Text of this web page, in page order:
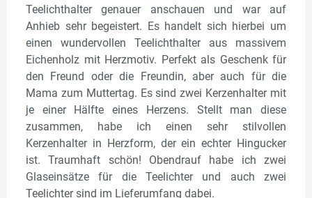
Teelichthalter genauer anschauen und war auf
Anhieb sehr begeistert. Es handelt sich hierbei um
einen wundervollen Teelichthalter aus massivem
Eichenholz mit Herzmotiv. Perfekt als Geschenk für
den Freund oder die Freundin, aber auch für die
Mama zum Muttertag. Es sind zwei Kerzenhalter mit
je einer Hälfte eines Herzens. Stellt man diese
zusammen, habe ich einen sehr stilvollen
Kerzenhalter in Herzform, der ein echter Hingucker
ist. Traumhaft schön! Obendrauf habe ich zwei
Glaseinsätze für die Teelichter und auch zwei
Teelichter sind im Lieferumfang dabei.